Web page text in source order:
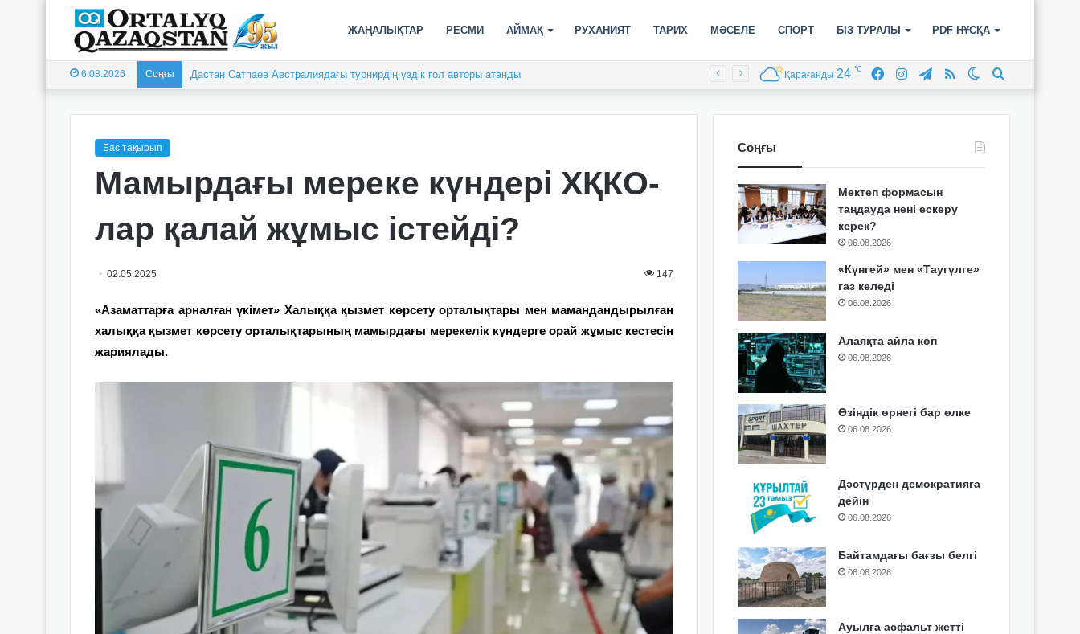
ЖАҢАЛЫҚТАР РЕСМИ АЙМАҚ РУХАНИЯТ ТАРИХ МӘСЕЛЕ СПОРТ БІЗ ТУРАЛЫ PDF НҰСҚА
6.08.2026 Соңғы Дастан Сатпаев Австралиядағы турнирдің үздік гол авторы атанды Switch
RSS
Telegram
Instagram
Facebook
Қарағанды 24 ℃
Бас тақырып
Мамырдағы мереке күндері ХҚКО-
лар қалай жұмыс істейді?
02.05.2025 147
«Азаматтарға арналған үкімет» Халыққа қызмет көрсету орталықтары мен мамандандырылған
халыққа қызмет көрсету орталықтарының мамырдағы мерекелік күндерге орай жұмыс кестесін
жариялады.
Соңғы
Мектеп формасын
таңдауда нені ескеру
керек?
06.08.2026
«Күнгей» мен «Таугүлге»
газ келеді
06.08.2026
Алаяқта айла көп
06.08.2026
Өзіндік өрнегі бар өлке
06.08.2026
Дәстүрден демократияға
дейін
06.08.2026
Байтамдағы бағзы белгі
06.08.2026
Ауылға асфальт жетті